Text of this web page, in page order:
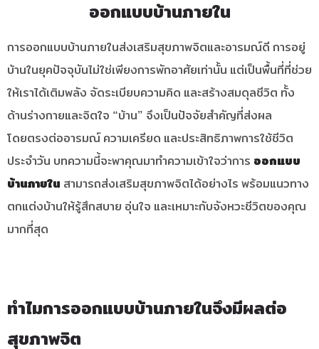
ออกแบบบ้านภายใน
การออกแบบบ้านภายในส่งเสริมสุขภาพจิตและอารมณ์ดี การอยู่
บ้านในยุคปัจจุบันไม่ใช่เพียงการพักอาศัยเท่านั้น แต่เป็นพื้นที่ที่ช่วย
ให้เราได้เติมพลัง จัดระเบียบความคิด และสร้างสมดุลชีวิต ทั้ง
ด้านร่างกายและจิตใจ “บ้าน” จึงเป็นปัจจัยสำคัญที่ส่งผล
โดยตรงต่ออารมณ์ ความเครียด และประสิทธิภาพการใช้ชีวิต
ประจำวัน บทความนี้จะพาคุณมาทำความเข้าใจว่าการ ออกแบบ
บ้านภายใน สามารถส่งเสริมสุขภาพจิตได้อย่างไร พร้อมแนวทาง
ตกแต่งบ้านให้รู้สึกสบาย อุ่นใจ และเหมาะกับจังหวะชีวิตของคุณ
มากที่สุด
ทำไมการออกแบบบ้านภายในจึงมีผลต่อ
สุขภาพจิต